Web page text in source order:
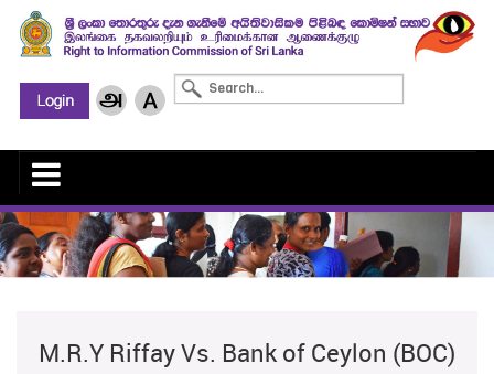
M.R.Y Riffay Vs. Bank of Ceylon (BOC)